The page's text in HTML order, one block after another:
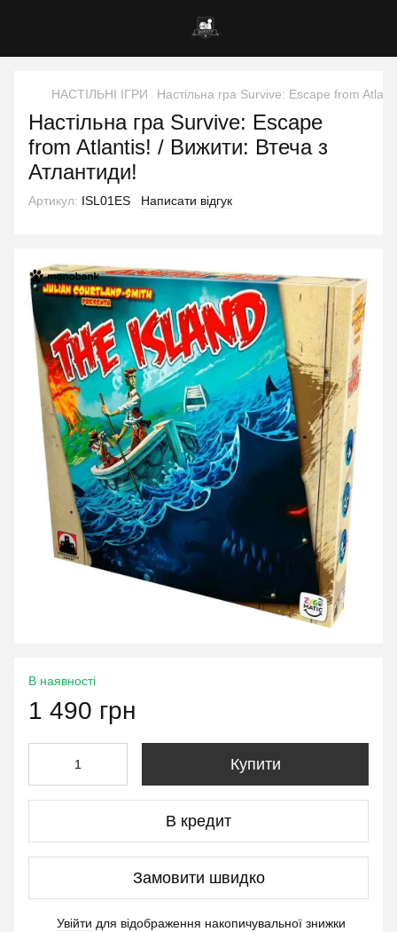
НАСТІЛЬНІ ІГРИ Настільна гра Survive: Escape from
Настільна гра Survive: Escape
from Atlantis! / Вижити: Втеча з
Атлантиди!
Артикул: ISL01ES Написати відгук
В наявності
1 490 грн
Купити
В кредит
Замовити швидко
Увійти для відображення накопичувальної знижки